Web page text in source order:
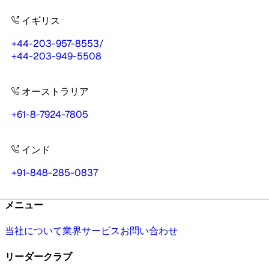
イギリス
+44-203-957-8553/
+44-203-949-5508
オーストラリア
+61-8-7924-7805
インド
+91-848-285-0837
メニュー
当社について業界サービスお問い合わせ
リーダークラブ